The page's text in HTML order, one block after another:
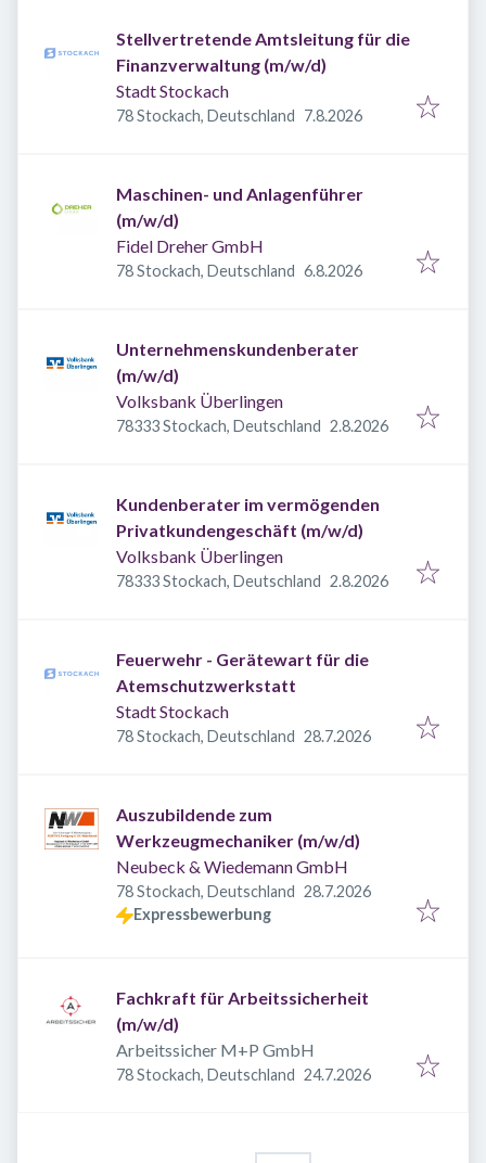
Stellvertretende Amtsleitung für die
Finanzverwaltung (m/w/d)
Stadt Stockach
78 Stockach, Deutschland Veröffentlicht
7.8.2026
Maschinen- und Anlagenführer
(m/w/d)
Fidel Dreher GmbH
78 Stockach, Deutschland Veröffentlicht
6.8.2026
Unternehmenskundenberater
(m/w/d)
Volksbank Überlingen
78333 Stockach, Deutschland Veröffentlicht:
2.8.2026
Kundenberater im vermögenden
Privatkundengeschäft (m/w/d)
Volksbank Überlingen
78333 Stockach, Deutschland Veröffentlicht:
2.8.2026
Feuerwehr - Gerätewart für die
Atemschutzwerkstatt
Stadt Stockach
78 Stockach, Deutschland Veröffentlicht
28.7.2026
Auszubildende zum
Werkzeugmechaniker (m/w/d)
Neubeck & Wiedemann GmbH
78 Stockach, Deutschland Veröffentlicht
28.7.2026
Expressbewerbung
Fachkraft für Arbeitssicherheit
(m/w/d)
Arbeitssicher M+P GmbH
78 Stockach, Deutschland Veröffentlicht
24.7.2026